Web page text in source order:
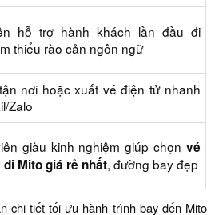
hỗ trợ hành khách lần đầu đi
thiểu rào cản ngôn ngữ
nơi hoặc xuất vé điện tử nhanh
Zalo
giàu kinh nghiệm giúp chọn vé
Mito giá rẻ nhất, đường bay đẹp
chi tiết tối ưu hành trình bay đến Mito